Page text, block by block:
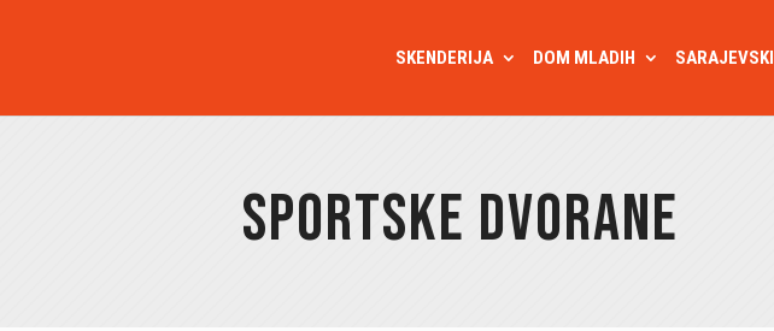
SKENDERIJA DOM MLADIH
Sportske dvorane